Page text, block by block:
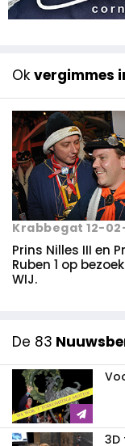
Ok vergimmes
Krabbegat 12-
Prins Nilles III en
Ruben 1 op
WIJ.
De 83
3D